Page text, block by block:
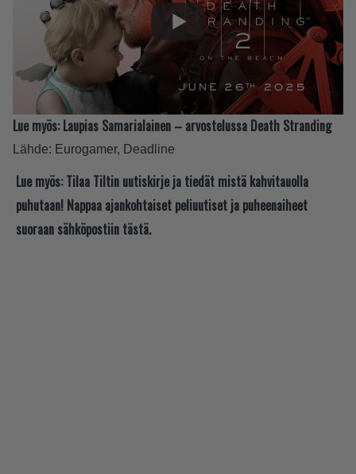
Lue myös: Laupias Samarialainen – arvostelussa Death Stranding
Lähde: Eurogamer, Deadline
Lue myös: Tilaa Tiltin uutiskirje ja tiedät mistä kahvitauolla
puhutaan! Nappaa ajankohtaiset peliuutiset ja puheenaiheet
suoraan sähköpostiin tästä.